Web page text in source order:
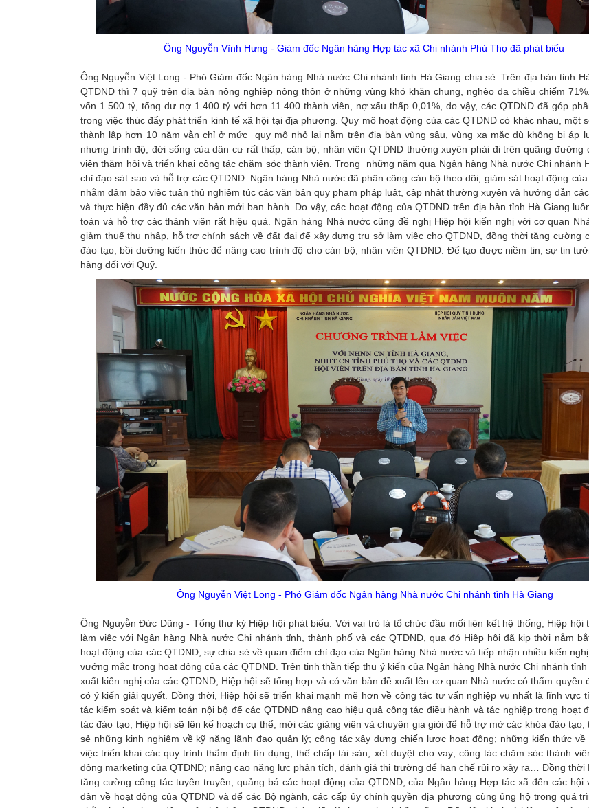
Ông Nguyễn Vĩnh Hưng - Giám đốc Ngân hàng Hợp tác xã Chi nhánh Phú Thọ đã phát biểu
Ông Nguyễn Việt Long - Phó Giám đốc Ngân hàng Nhà nước Chi nhánh tỉnh Hà Giang chia sẻ: Trên địa bàn tỉnh
QTDND thì 7 quỹ trên địa bàn nông nghiệp nông thôn ở những vùng khó khăn chung, nghèo đa chiều chiếm
vốn 1.500 tỷ, tổng dư nợ 1.400 tỷ với hơn 11.400 thành viên, nợ xấu thấp 0,01%, do vậy, các QTDND đã góp
trong việc thúc đẩy phát triển kinh tế xã hội tại địa phương. Quy mô hoạt động của các QTDND có khác nhau, một
thành lập hơn 10 năm vẫn chỉ ở mức quy mô nhỏ lại nằm trên địa bàn vùng sâu, vùng xa mặc dù không bị áp
nhưng trình độ, đời sống của dân cư rất thấp, cán bộ, nhân viên QTDND thường xuyên phải đi trên quãng đường
viên thăm hỏi và triển khai công tác chăm sóc thành viên. Trong những năm qua Ngân hàng Nhà nước Chi nhánh
chỉ đạo sát sao và hỗ trợ các QTDND. Ngân hàng Nhà nước đã phân công cán bộ theo dõi, giám sát hoạt động
nhằm đảm bảo việc tuân thủ nghiêm túc các văn bản quy phạm pháp luật, cập nhật thường xuyên và hướng dẫn
và thực hiện đầy đủ các văn bản mới ban hành. Do vậy, các hoạt động của QTDND trên địa bàn tỉnh Hà Giang
toàn và hỗ trợ các thành viên rất hiệu quả. Ngân hàng Nhà nước cũng đề nghị Hiệp hội kiến nghị với cơ quan
giảm thuế thu nhập, hỗ trợ chính sách về đất đai để xây dựng trụ sở làm việc cho QTDND, đồng thời tăng cường
đào tạo, bồi dưỡng kiến thức để nâng cao trình độ cho cán bộ, nhân viên QTDND. Để tạo được niềm tin, sự tin
hàng đối với Quỹ.
Ông Nguyễn Việt Long - Phó Giám đốc Ngân hàng Nhà nước Chi nhánh tỉnh Hà Giang
Ông Nguyễn Đức Dũng - Tổng thư ký Hiệp hội phát biểu: Với vai trò là tổ chức đầu mối liên kết hệ thống, Hiệp hội
làm việc với Ngân hàng Nhà nước Chi nhánh tỉnh, thành phố và các QTDND, qua đó Hiệp hội đã kịp thời nắm
hoạt động của các QTDND, sự chia sẻ về quan điểm chỉ đạo của Ngân hàng Nhà nước và tiếp nhận nhiều kiến nghị
vướng mắc trong hoạt động của các QTDND. Trên tinh thần tiếp thu ý kiến của Ngân hàng Nhà nước Chi nhánh
xuất kiến nghị của các QTDND, Hiệp hội sẽ tổng hợp và có văn bản đề xuất lên cơ quan Nhà nước có thẩm quyền
có ý kiến giải quyết. Đồng thời, Hiệp hội sẽ triển khai mạnh mẽ hơn về công tác tư vấn nghiệp vụ nhất là lĩnh vực
tác kiểm soát và kiểm toán nội bộ để các QTDND nâng cao hiệu quả công tác điều hành và tác nghiệp trong hoạt
tác đào tạo, Hiệp hội sẽ lên kế hoạch cụ thể, mời các giảng viên và chuyên gia giỏi để hỗ trợ mở các khóa đào tạo,
sẻ những kinh nghiệm về kỹ năng lãnh đạo quản lý; công tác xây dựng chiến lược hoạt động; những kiến thức về
việc triển khai các quy trình thẩm định tín dụng, thế chấp tài sản, xét duyệt cho vay; công tác chăm sóc thành
động marketing của QTDND; nâng cao năng lực phân tích, đánh giá thị trường để hạn chế rủi ro xảy ra… Đồng thời
tăng cường công tác tuyên truyền, quảng bá các hoạt động của QTDND, của Ngân hàng Hợp tác xã đến các hội
dân về hoạt động của QTDND và để các Bộ ngành, các cấp ủy chính quyền địa phương cùng ủng hộ trong quá